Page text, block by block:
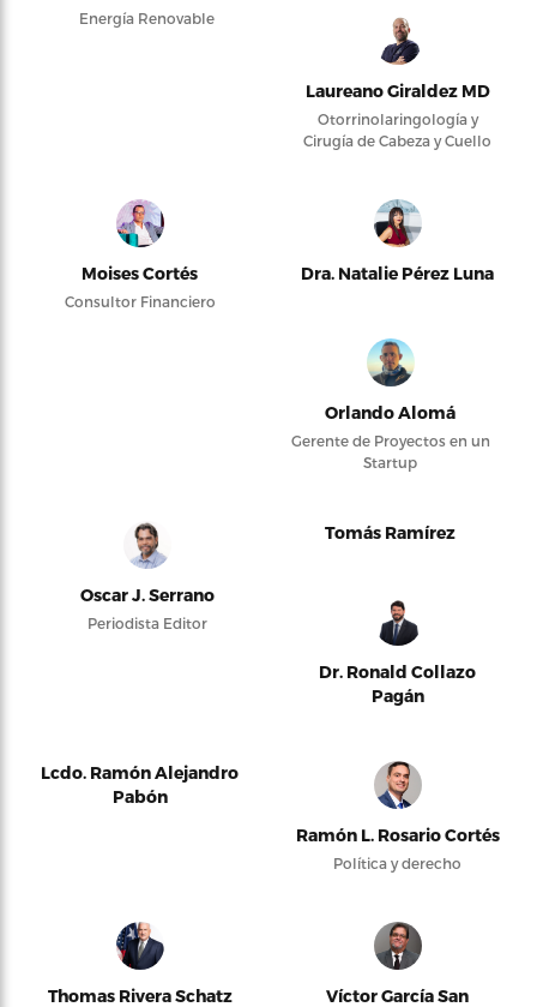
Energía Renovable
Laureano Giraldez MD
Otorrinolaringología y
Cirugía de Cabeza y Cuello
Moises Cortés
Consultor Financiero
Dra. Natalie Pérez Luna
Orlando Alomá
Gerente de Proyectos en un
Startup
Oscar J. Serrano
Periodista Editor
Tomás Ramírez
Dr. Ronald Collazo
Pagán
Lcdo. Ramón Alejandro
Pabón
Ramón L. Rosario Cortés
Política y derecho
Thomas Rivera Schatz
Víctor García San